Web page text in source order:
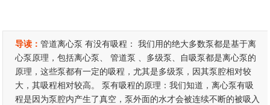
导读：管道离心泵 有没有吸程： 我们用的绝大多数泵都是基于离
心泵原理，包括离心泵、 管道泵 、多级泵、自吸泵都是离心泵的
原理，这些泵都有一定的吸程，尤其是多级泵，因其泵腔相对较
大，其吸程相对较高。 泵有吸程的原理：我们知道，离心泵有吸
程是因为泵腔内产生了真空，泵外面的水才会被连续不断的被吸入